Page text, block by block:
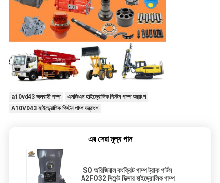
a10vd43 জলবাহী পাম্প
এসজিএস হাইড্রোলিক পিস্টন পাম্প যন্ত্রাংশ
A10VD43 হাইড্রোলিক পিস্টন পাম্প যন্ত্রাংশ
এর সেরা মূল্য পান
ISO অরিজিনাল কংক্রিট পাম্প ট্রাক পার্টস
A2FO32 সিমেন্ট মিক্সার হাইড্রোলিক পাম্প